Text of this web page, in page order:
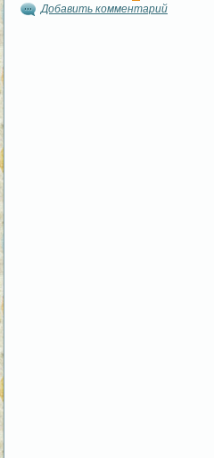
Добавить комментарий